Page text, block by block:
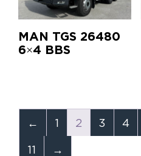
MAN TGS 26480
6×4 BBS
← 1 2 3 4
11 →